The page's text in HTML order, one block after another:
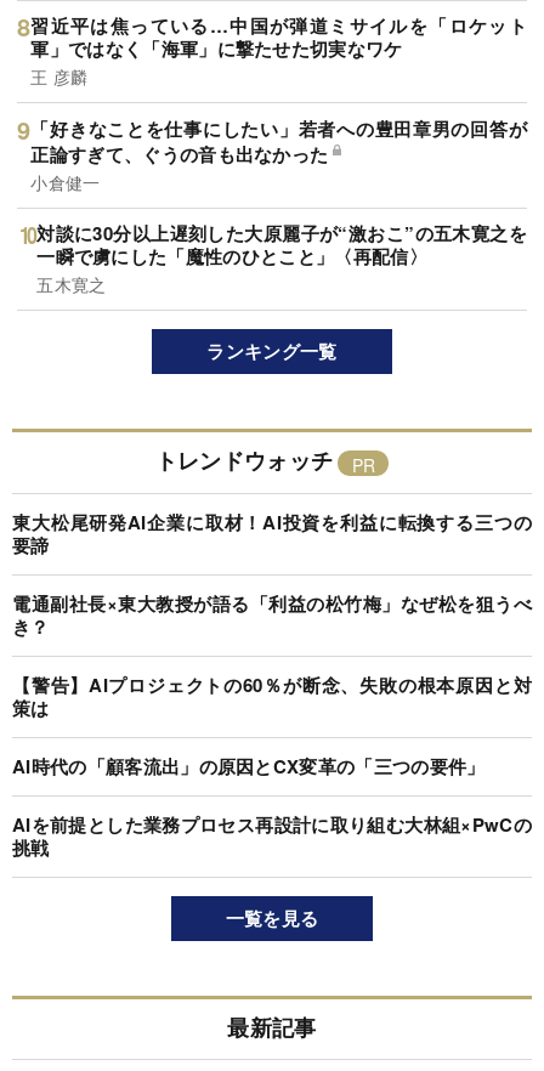
習近平は焦っている…中国が弾道ミサイルを「ロケット
軍」ではなく「海軍」に撃たせた切実なワケ
王 彦麟
「好きなことを仕事にしたい」若者への豊田章男の回答が
正論すぎて、ぐうの音も出なかった
小倉健一
対談に30分以上遅刻した大原麗子が“激おこ”の五木寛之を
一瞬で虜にした「魔性のひとこと」〈再配信〉
五木寛之
ランキング一覧
トレンドウォッチ
東大松尾研発AI企業に取材！AI投資を利益に転換する三つの
要諦
電通副社長×東大教授が語る「利益の松竹梅」なぜ松を狙うべ
き？
【警告】AIプロジェクトの60％が断念、失敗の根本原因と対
策は
AI時代の「顧客流出」の原因とCX変革の「三つの要件」
AIを前提とした業務プロセス再設計に取り組む大林組×PwCの
挑戦
一覧を見る
最新記事